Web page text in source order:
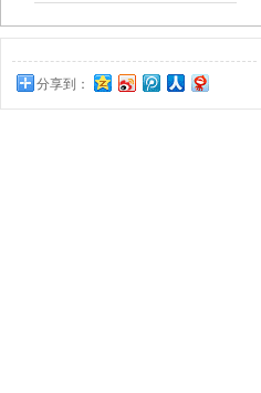
分享到：